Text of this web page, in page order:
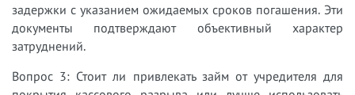
задержки с указанием ожидаемых сроков погашения. Эти
документы подтверждают объективный характер
затруднений.
Вопрос 3: Стоит ли привлекать займ от учредителя для